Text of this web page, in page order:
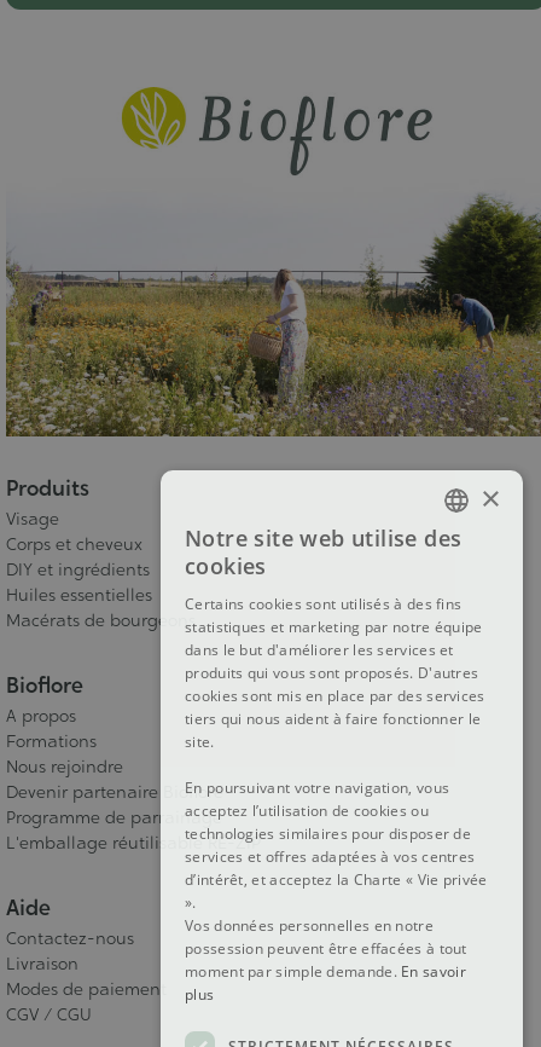
Produits
Visage
Corps et cheveux
DIY et ingrédients
Huiles essentielles
Macérats de bourgeons
Bioflore
A propos
Formations
Nous rejoindre
Devenir partenaire Bioflore
Programme de parrainage
L'emballage réutilisable RE-ZIP
Aide
Contactez-nous
Livraison
Modes de paiement
CGV / CGU
FRENCH
ENGLISH
×
Notre site web utilise des
cookies
Certains cookies sont utilisés à des fins
statistiques et marketing par notre équipe
dans le but d'améliorer les services et
produits qui vous sont proposés. D'autres
cookies sont mis en place par des services
tiers qui nous aident à faire fonctionner le
site.
En poursuivant votre navigation, vous
acceptez l’utilisation de cookies ou
technologies similaires pour disposer de
services et offres adaptées à vos centres
d’intérêt, et acceptez la Charte « Vie privée
».
Vos données personnelles en notre
possession peuvent être effacées à tout
moment par simple demande. En savoir
plus